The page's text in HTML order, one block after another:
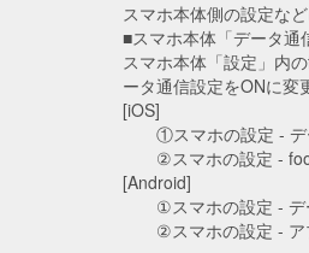
スマホ本体側の設定な
■スマホ本体「データ通
スマホ本体「設定」内
ータ通信設定をONに変
[iOS]
①スマホの設定 - デ
②スマホの設定 - foop
[Android]
①スマホの設定 - デー
②スマホの設定 - アプ